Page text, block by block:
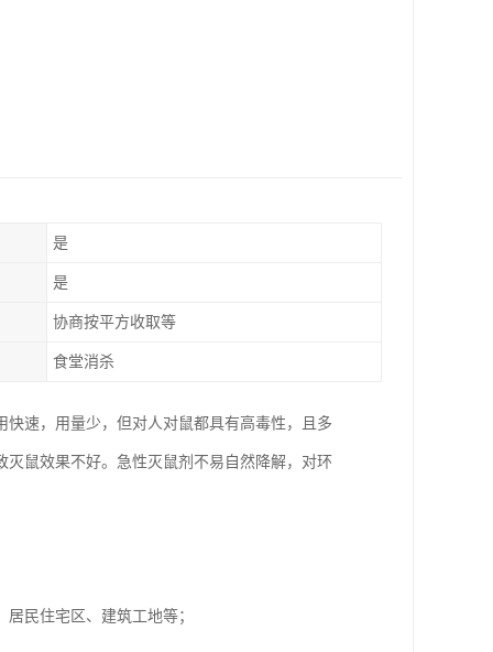
是
是
协商按平方收取等
食堂消杀
速，用量少，但对人对鼠都具有高毒性，且多
鼠效果不好。急性灭鼠剂不易自然降解，对环
民住宅区、建筑工地等；